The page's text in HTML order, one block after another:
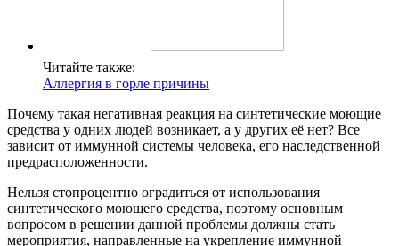
Читайте также:
Аллергия в горле причины
Почему такая негативная реакция на синтетические моющие
средства у одних людей возникает, а у других её нет? Все
зависит от иммунной системы человека, его наследственной
предрасположенности.
Нельзя стопроцентно оградиться от использования
синтетического моющего средства, поэтому основным
вопросом в решении данной проблемы должны стать
мероприятия, направленные на укрепление иммунной